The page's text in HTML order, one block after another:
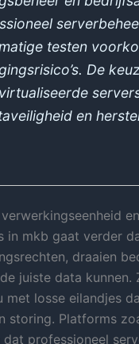
testen
De
en
in mkb gaat verder
draaien
juiste data kunnen.
losse eilandjes
storing. Platforms
professioneel